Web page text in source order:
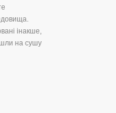
інакше,
на сушу